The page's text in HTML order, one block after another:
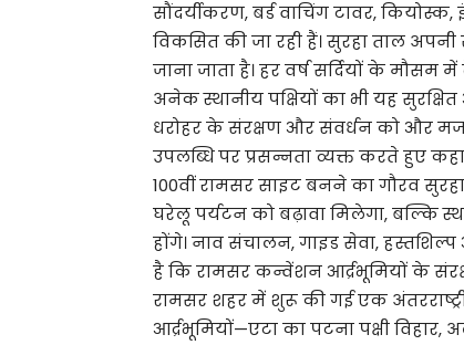
सौंदर्यीकरण, बर्ड वाचिंग टावर,
विकसित की जा रही हैं। सुरहा ताल
जाना जाता है। हर वर्ष सर्दियों के मौसम
अनेक स्थानीय पक्षियों का भी यह
धरोहर के संरक्षण और संवर्धन को और
उपलब्धि पर प्रसन्नता व्यक्त करते हुए
100वीं रामसर साइट बनने का गौरव
घरेलू पर्यटन को बढ़ावा मिलेगा, बल्कि
होंगे। नाव संचालन, गाइड सेवा,
है कि रामसर कन्वेंशन आर्द्रभूमियों के
रामसर शहर में शुरू की गई एक
आर्द्रभूमियों—एटा का पटना पक्षी